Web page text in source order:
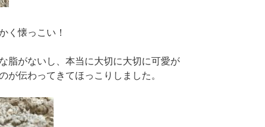
く懐っこい！
脂がないし、本当に大切に大切に可愛が
が伝わってきてほっこりしました。